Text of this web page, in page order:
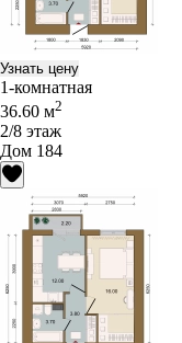
Узнать цену
1-комнатная
36.60 м2
2/8 этаж
Дом 184